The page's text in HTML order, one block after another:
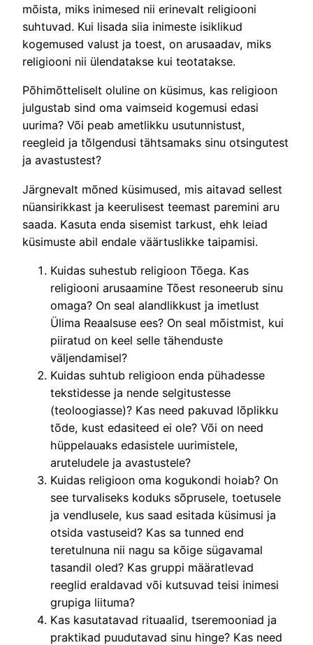
mõista, miks inimesed nii erinevalt religiooni
suhtuvad. Kui lisada siia inimeste isiklikud
kogemused valust ja toest, on arusaadav, miks
religiooni nii ülendatakse kui teotatakse.
Põhimõtteliselt oluline on küsimus, kas religioon
julgustab sind oma vaimseid kogemusi edasi
uurima? Või peab ametlikku usutunnistust,
reegleid ja tõlgendusi tähtsamaks sinu otsingutest
ja avastustest?
Järgnevalt mõned küsimused, mis aitavad sellest
nüansirikkast ja keerulisest teemast paremini aru
saada. Kasuta enda sisemist tarkust, ehk leiad
küsimuste abil endale väärtuslikke taipamisi.
Kuidas suhestub religioon Tõega. Kas
religiooni arusaamine Tõest resoneerub sinu
omaga? On seal alandlikkust ja imetlust
Ülima Reaalsuse ees? On seal mõistmist, kui
piiratud on keel selle tähenduste
väljendamisel?
Kuidas suhtub religioon enda pühadesse
tekstidesse ja nende selgitustesse
(teoloogiasse)? Kas need pakuvad lõplikku
tõde, kust edasiteed ei ole? Või on need
hüppelauaks edasistele uurimistele,
aruteludele ja avastustele?
Kuidas religioon oma kogukondi hoiab? On
see turvaliseks koduks sõprusele, toetusele
ja vendlusele, kus saad esitada küsimusi ja
otsida vastuseid? Kas sa tunned end
teretulnuna nii nagu sa kõige sügavamal
tasandil oled? Kas gruppi määratlevad
reeglid eraldavad või kutsuvad teisi inimesi
grupiga liituma?
Kas kasutatavad rituaalid, tseremooniad ja
praktikad puudutavad sinu hinge? Kas need